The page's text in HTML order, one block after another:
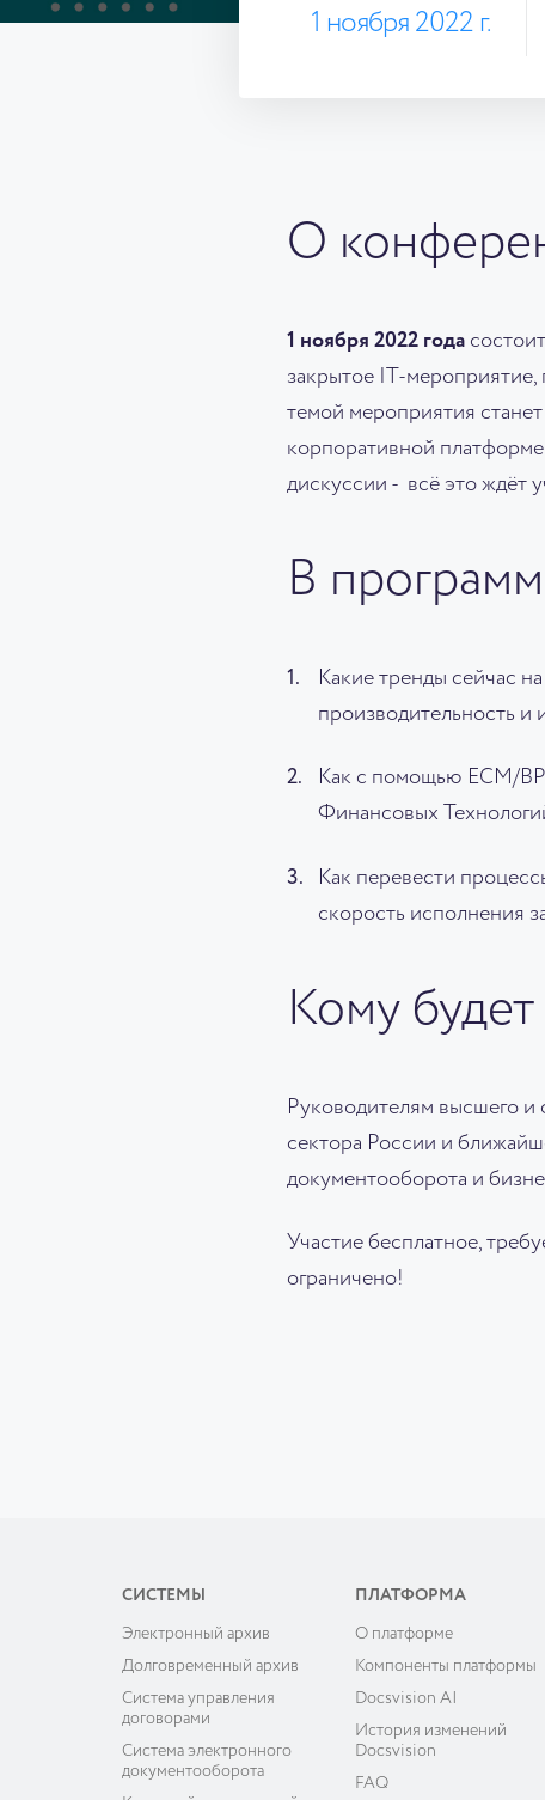
1 ноября 2022 г.
О
1 ноября 2022 года
закрытое IT-
темой мероприятия
корпоративной
дискуссии - всё это ждёт
В
Какие тренды сейчас
производительность
Как с помощью ECM/
Финансовых
Как перевести
скорость исполнения
Кому
Руководителям высшего и
сектора России и
документооборота и
Участие бесплатное,
ограничено!
СИСТЕМЫ
Электронный архив
Долговременный архив
Система управления
договорами
Система электронного
документооборота
ПЛАТФОРМА
О платформе
Компоненты платформы
Docsvision AI
История изменений
Docsvision
FAQ